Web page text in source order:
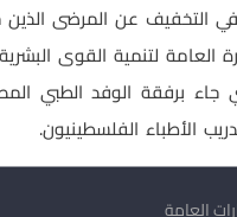
التخفيف عن المرضى الذين
العامة لتنمية القوى
جاء برفقة الوفد الطبي
الأطباء الفلسطينيون.
العامة